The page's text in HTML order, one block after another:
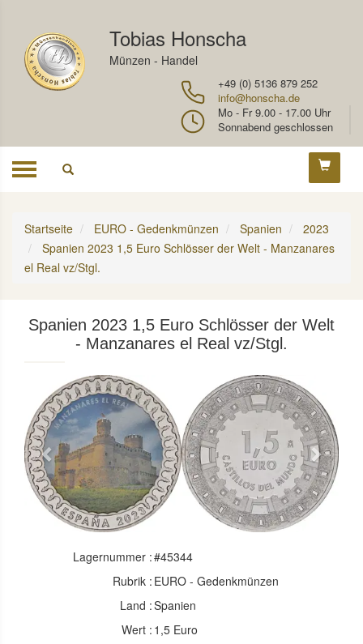
Tobias Honscha
Münzen - Handel
+49 (0) 5136 879 252
info@honscha.de
Mo - Fr 9.00 - 17.00 Uhr
Sonnabend geschlossen
Toggle
Startseite EURO - Gedenkmünzen Spanien
2023
Spanien 2023 1,5 Euro Schlösser der Welt - Manzanares
el Real vz/Stgl.
Spanien 2023 1,5 Euro Schlösser der Welt
- Manzanares el Real vz/Stgl.
Previous Next
Lagernummer :#45344
Rubrik : EURO - Gedenkmünzen
Land :Spanien
Wert : 1,5 Euro